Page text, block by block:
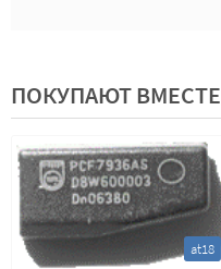
ПОКУПАЮТ ВМЕСТЕ
at18